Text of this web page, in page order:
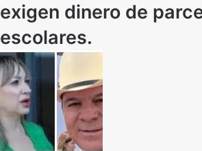
exigen dinero de
escolares.